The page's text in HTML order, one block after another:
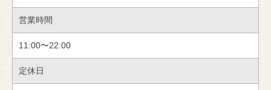
営業時間
11:00〜22:00
定休日